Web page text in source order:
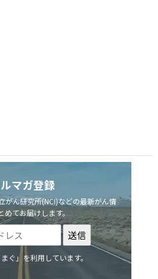
マガ登録
がん研究所(NCI)などの最新がん情
めてお届けします。
ぐ」を利用しています。